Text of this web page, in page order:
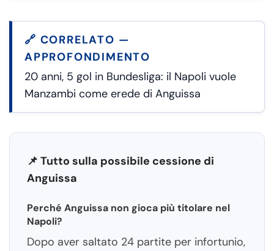
🔗 CORRELATO —
APPROFONDIMENTO
20 anni, 5 gol in Bundesliga: il Napoli vuole
Manzambi come erede di Anguissa
📌 Tutto sulla possibile cessione di
Anguissa
Perché Anguissa non gioca più titolare nel
Napoli?
Dopo aver saltato 24 partite per infortunio,